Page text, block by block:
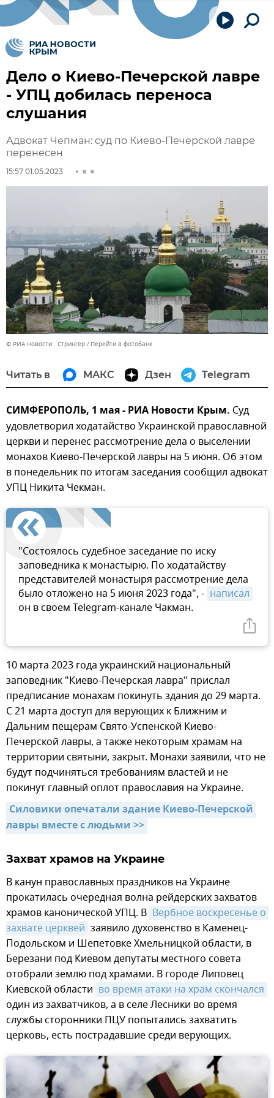
Дело о Киево-Печерской лавре
- УПЦ добилась переноса
слушания
Адвокат Чепман: суд по Киево-Печерской лавре
перенесен
15:57 01.05.2023
© РИА Новости . Стрингер Перейти в фотобанк
Читать в МАКС Дзен Telegram
СИМФЕРОПОЛЬ, 1 мая - РИА Новости Крым. Суд
удовлетворил ходатайство Украинской православной
церкви и перенес рассмотрение дела о выселении
монахов Киево-Печерской лавры на 5 июня. Об этом
в понедельник по итогам заседания сообщил адвокат
УПЦ Никита Чекман.
"Состоялось судебное заседание по иску
заповедника к монастырю. По ходатайству
представителей монастыря рассмотрение дела
было отложено на 5 июня 2023 года", - написал
он в своем Telegram-канале Чакман.
10 марта 2023 года украинский национальный
заповедник "Киево-Печерская лавра" прислал
предписание монахам покинуть здания до 29 марта.
С 21 марта доступ для верующих к Ближним и
Дальним пещерам Свято-Успенской Киево-
Печерской лавры, а также некоторым храмам на
территории святыни, закрыт. Монахи заявили, что не
будут подчиняться требованиям властей и не
покинут главный оплот православия на Украине.
Силовики опечатали здание Киево-Печерской
лавры вместе с людьми >>
Захват храмов на Украине
В канун православных праздников на Украине
прокатилась очередная волна рейдерских захватов
храмов канонической УПЦ. В Вербное воскресенье о
захвате церквей заявило духовенство в Каменец-
Подольском и Шепетовке Хмельницкой области, в
Березани под Киевом депутаты местного совета
отобрали землю под храмами. В городе Липовец
Киевской области во время атаки на храм скончался
один из захватчиков, а в селе Лесники во время
службы сторонники ПЦУ попытались захватить
церковь, есть пострадавшие среди верующих.